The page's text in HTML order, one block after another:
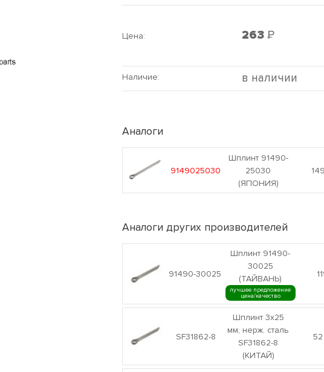
Цена: 263 Р
Наличие: в наличии
Аналоги
9149025030
Шплинт 91490-
25030
(ЯПОНИЯ)
149
Аналоги других производителей
91490-30025
Шплинт 91490-
30025
(ТАЙВАНЬ)
лучшее предложение
цена/качество
SF31862-8
Шплинт 3х25
мм, нерж. сталь
SF31862-8
(КИТАЙ)